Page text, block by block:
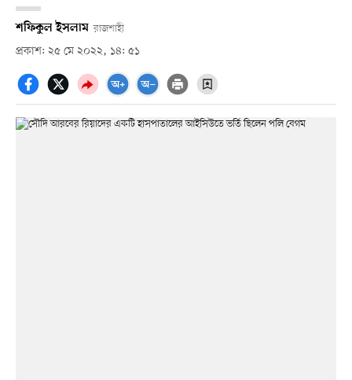
শফিকুল ইসলাম রাজশাহী
প্রকাশ: ২৫ মে ২০২২, ১৪: ৫১